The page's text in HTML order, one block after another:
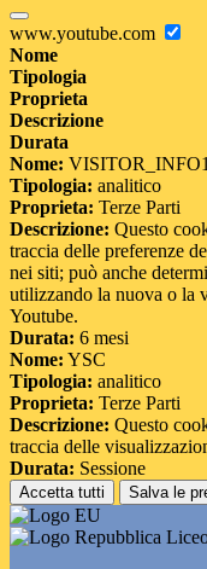
www.youtube.com
Nome
Tipologia
Proprieta
Descrizione
Durata
Nome:
Tipologia: analitico
Proprieta: Terze Parti
Descrizione: Questo
traccia delle preferenze
nei siti; può anche
utilizzando la nuova o la
Youtube.
Durata: 6 mesi
Nome: YSC
Tipologia: analitico
Proprieta: Terze Parti
Descrizione: Questo
traccia delle
Durata: Sessione
Accetta tutti Salva le